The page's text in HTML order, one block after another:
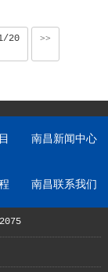
20 >>
南昌新闻中心
南昌联系我们